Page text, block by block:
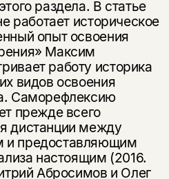
раздела. В статье
работает историческое
опыт освоения
Максим
работу историка
видов освоения
Саморефлексию
прежде всего
дистанции между
предоставляющим
настоящим (2016.
Абросимов и Олег